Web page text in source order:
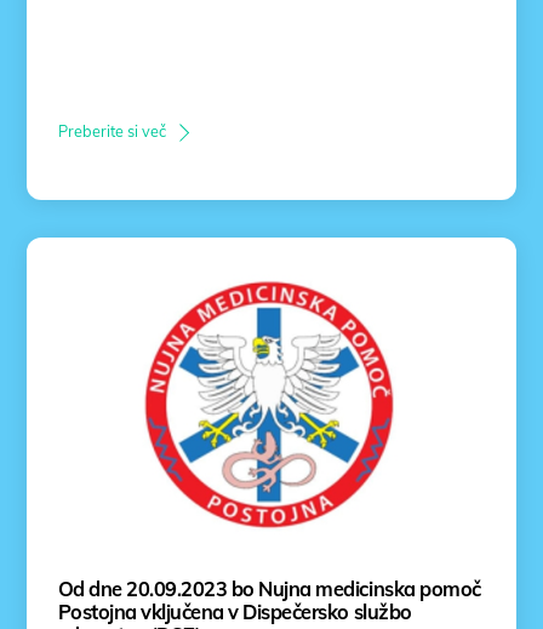
Preberite si več
Od dne 20.09.2023 bo Nujna medicinska pomoč
Postojna vključena v Dispečersko službo